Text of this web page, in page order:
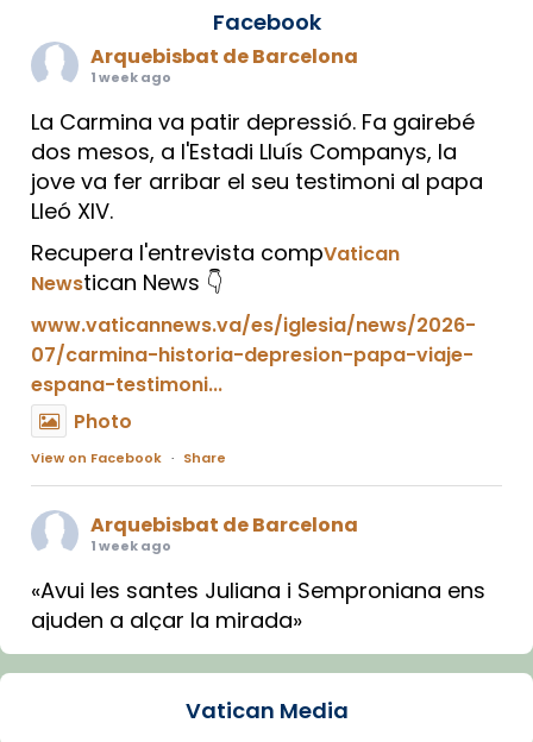
Facebook
Arquebisbat de Barcelona
1 week ago
La Carmina va patir depressió. Fa gairebé
dos mesos, a l'Estadi Lluís Companys, la
jove va fer arribar el seu testimoni al papa
Lleó XIV.
Recupera l'entrevista compVatican
Newstican News 👇
www.vaticannews.va/es/iglesia/news/2026-
07/carmina-historia-depresion-papa-viaje-
espana-testimoni...
Photo
View on Facebook · Share
Arquebisbat de Barcelona
1 week ago
«Avui les santes Juliana i Semproniana ens
ajuden a alçar la mirada»
Mons. Sergi Gordo, bisbe de Tortosa, ha
Santes de Mataró.Vatican Media